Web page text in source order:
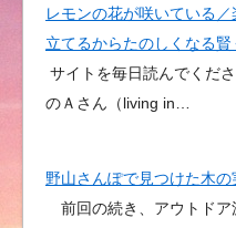
レモンの花が咲いている
立てるからたのしくなる賢
サイトを毎日読んでくだ
のＡさん（living in…
野山さんぽで見つけた木
前回の続き、アウトドア